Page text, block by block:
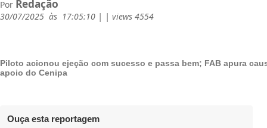
Por Redação
30/07/2025 às 17:05:10 | | views 4554
Piloto acionou ejeção com sucesso e passa bem; FAB apura
apoio do Cenipa
Ouça esta reportagem